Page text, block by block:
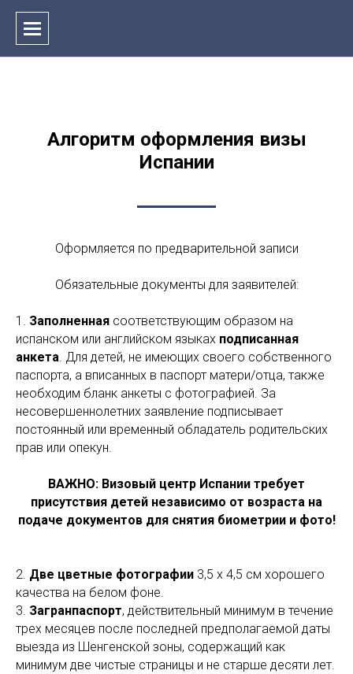
Алгоритм оформления визы
Испании
Оформляется по предварительной записи
Обязательные документы для заявителей:
1. Заполненная соответствующим образом на
испанском или английском языках подписанная
анкета. Для детей, не имеющих своего собственного
паспорта, а вписанных в паспорт матери/отца, также
необходим бланк анкеты с фотографией. За
несовершеннолетних заявление подписывает
постоянный или временный обладатель родительских
прав или опекун.
ВАЖНО: Визовый центр Испании требует
присутствия детей независимо от возраста на
подаче документов для снятия биометрии и фото!
2. Две цветные фотографии 3,5 х 4,5 см хорошего
качества на белом фоне.
3. Загранпаспорт, действительный минимум в течение
трех месяцев после последней предполагаемой даты
выезда из Шенгенской зоны, содержащий как
минимум две чистые страницы и не старше десяти лет.